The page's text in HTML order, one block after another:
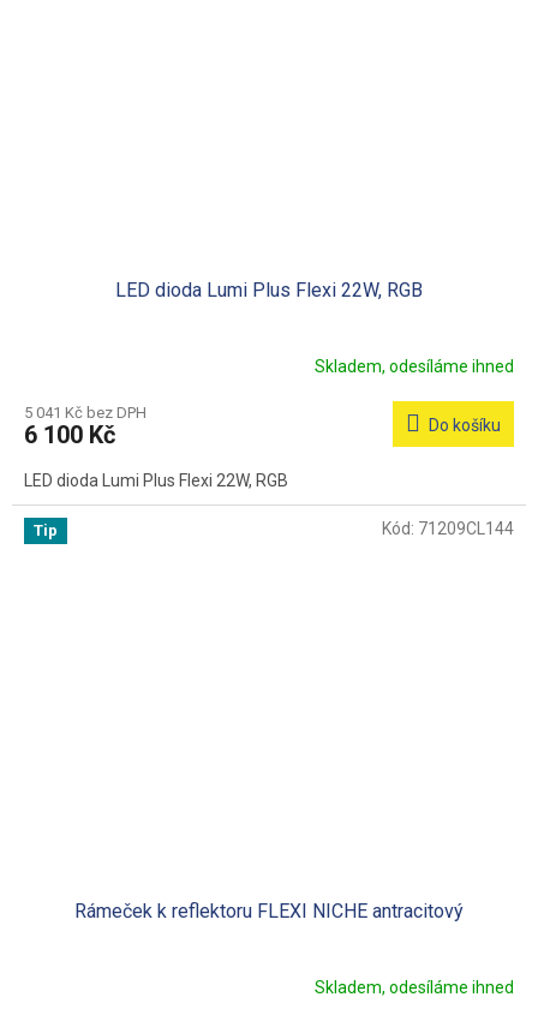
LED dioda Lumi Plus Flexi 22W, RGB
Skladem, odesíláme ihned
5 041 Kč bez DPH
6 100 Kč Do košíku
LED dioda Lumi Plus Flexi 22W, RGB
Tip
Rámeček k reflektoru FLEXI NICHE antracitový
Skladem, odesíláme ihned
Kód: 71209CL144